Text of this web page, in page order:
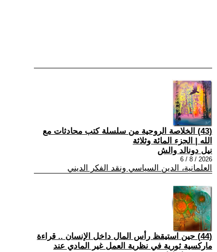
(43) الخلاصة الروحية من سلسلة كتب محادثات مع
الله | الجزء المائة وثلاثة
نيل دونالد والش
2026 / 8 / 6
العلمانية، الدين السياسي ونقد الفكر الديني
(44) حين استيقظ رأس المال داخل الإنسان .. قراءة
ماركسية ثورية في نظرية العمل غير المادي عند